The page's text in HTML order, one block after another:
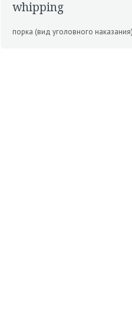
whipping
порка (вид уголовного